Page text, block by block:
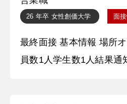
ーダーになってから、新
い、不安を取り除くこと
という目標を立てました
すべく、辞めた人たちに
26 年卒 女性創価大学 面
最終面接 基本情報 場所オフィス時間30分社
員数1人学生数1人結果通